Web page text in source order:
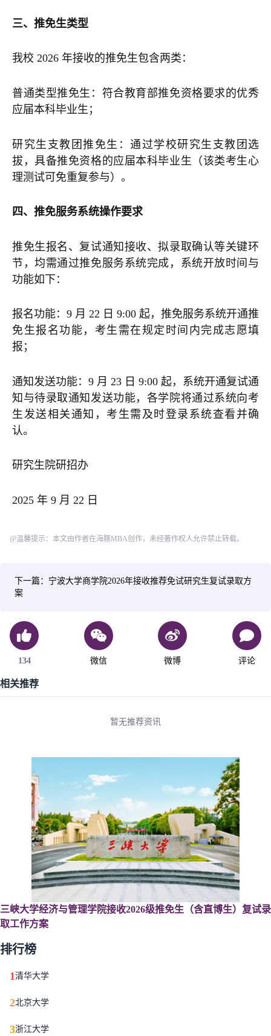
三、推免生类型
我校 2026 年接收的推免生包含两类：
普通类型推免生：符合教育部推免资格要求的优秀
应届本科毕业生；
研究生支教团推免生：通过学校研究生支教团选
拔，具备推免资格的应届本科毕业生（该类考生心
理测试可免重复参与）。
四、推免服务系统操作要求
推免生报名、复试通知接收、拟录取确认等关键环
节，均需通过推免服务系统完成，系统开放时间与
功能如下：
报名功能：9 月 22 日 9:00 起，推免服务系统开通推
免生报名功能，考生需在规定时间内完成志愿填
报；
通知发送功能：9 月 23 日 9:00 起，系统开通复试通
知与待录取通知发送功能，各学院将通过系统向考
生发送相关通知，考生需及时登录系统查看并确
认。
研究生院研招办
2025 年 9 月 22 日
@温馨提示：本文由作者在海豚MBA创作，未经著作权人允许禁止转载。
下一篇：宁波大学商学院2026年接收推荐免试研究生复试录取方
案
134 微信 微博 评论
相关推荐
暂无推荐资讯
三峡大学经济与管理学院接收2026级推免生（含直博生）复试录
取工作方案
排行榜
1 清华大学
2北京大学
3浙江大学